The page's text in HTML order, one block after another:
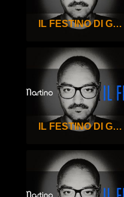
IL FESTINO DI GIGI DE MARTINO – 98°
IL FESTINO DI GIGI DE MARTINO – 97°